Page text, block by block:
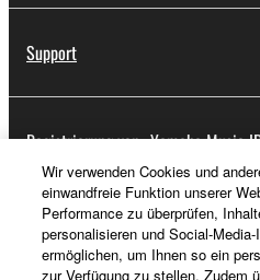
Support
Registrierung von „Yamaha Music
Über Yamaha
Wir verwenden Cookies und
einwandfreie Funktion unserer
Performance zu überprüfen,
personalisieren und Social-
ermöglichen, um Ihnen so ein
zur Verfügung zu stellen. Zudem